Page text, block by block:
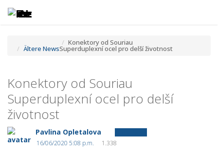
Ältere News
Konektory od Souriau
Superduplexní ocel pro delší životnost
Konektory od Souriau
Superduplexní ocel pro delší
životnost
Pavlina Opletalova
16/06/2020 5:08 p.m.
1.338